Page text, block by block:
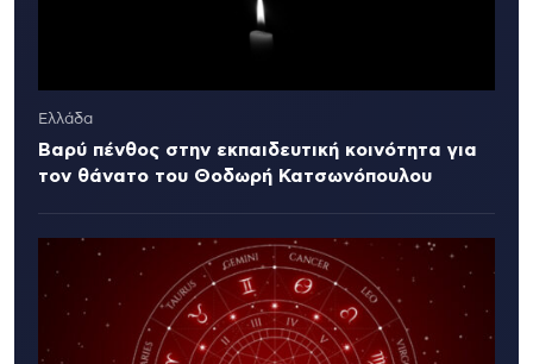
Ελλάδα
Βαρύ πένθος στην εκπαιδευτική κοινότητα για
τον θάνατο του Θοδωρή Κατσωνόπουλου